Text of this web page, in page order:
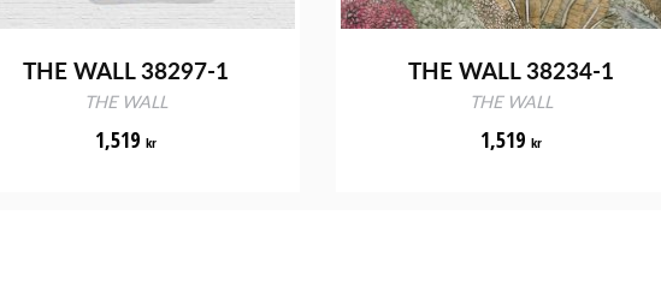
THE WALL 38297-1
THE WALL
1,519 kr
THE WALL 38234-1
THE WALL
1,519 kr